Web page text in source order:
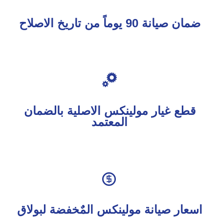
ضمان صيانة 90 يوماً من تاريخ الاصلاح

قطع غيار مولينكس الاصلية بالضمان
المعتمد

اسعار صيانة مولينكس المٌخفضة لبولاق